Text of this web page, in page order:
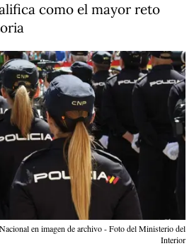
como el mayor reto
en imagen de archivo - Foto del Ministerio del
Interior